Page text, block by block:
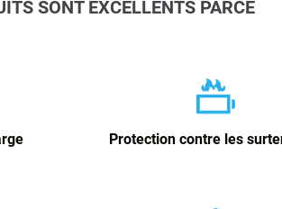
SONT EXCELLENTS PARCE
Protection contre les